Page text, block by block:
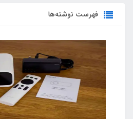
فهرست نوشته‌ها